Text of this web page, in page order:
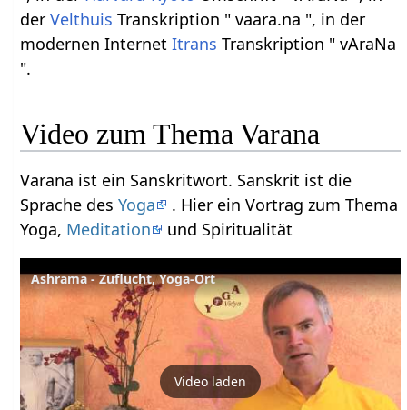
derVelthuis Transkription " vaara.na ", in der
modernen InternetItrans Transkription " vAraNa
".
Video zum Thema Varana
Varana ist ein Sanskritwort. Sanskrit ist die
Sprache desYoga
. Hier ein Vortrag zum Thema
Yoga, Meditation und Spiritualität
Ashrama - Zuflucht, Yoga-Ort
Video laden